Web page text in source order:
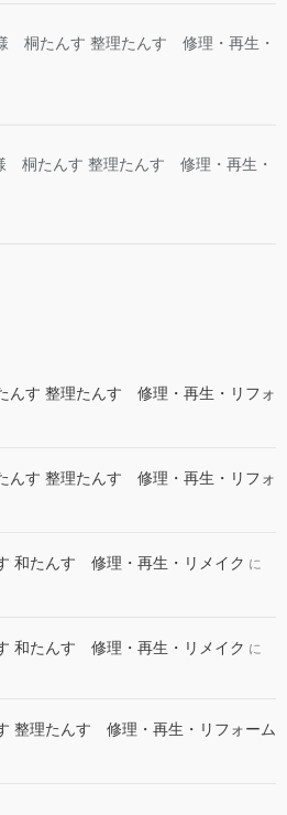
桐たんす 整理たんす 修理・再生・
桐たんす 整理たんす 修理・再生・
す 整理たんす 修理・再生・リフォ
す 整理たんす 修理・再生・リフォ
和たんす 修理・再生・リメイク に
和たんす 修理・再生・リメイク に
整理たんす 修理・再生・リフォーム